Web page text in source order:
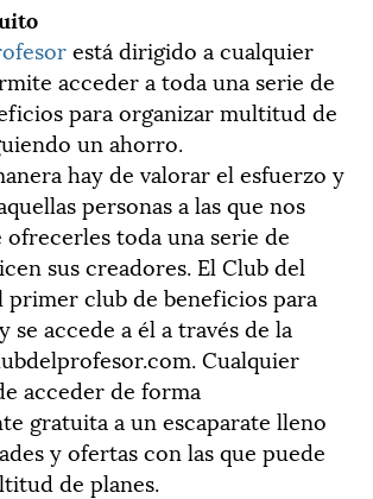
está dirigido a cualquier
acceder a toda una serie de
para organizar multitud de
un ahorro.
hay de valorar el esfuerzo y
personas a las que nos
toda una serie de
sus creadores. El Club del
primer club de beneficios para
se accede a él a través de la
Cualquier
acceder de forma
gratuita a un escaparate lleno
y ofertas con las que puede
de planes.